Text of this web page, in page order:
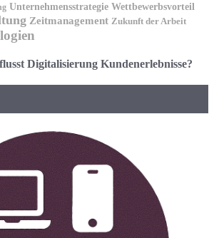
Unternehmensstrategie Wettbewerbsvorteil
Zeitmanagement Zukunft der Arbeit
Digitalisierung Kundenerlebnisse?